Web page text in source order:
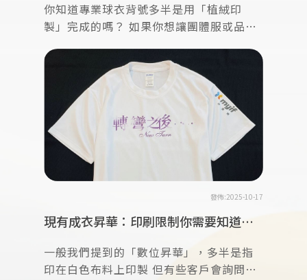
你知道專業球衣背號多半是用「植絨印
製」完成的嗎？ 如果你想讓團體服或品牌
非常有魅力的選擇。 植絨能讓圖案表面呈
現柔軟的絨毛立體層次，在光線下還會散
發細緻的霧面光
發佈:2025-10-17
現有成衣昇華：印刷限制你需要知道的
一般我們提到的「數位昇華」，多半是指
印在白色布料上印製 但有些客戶會詢問：